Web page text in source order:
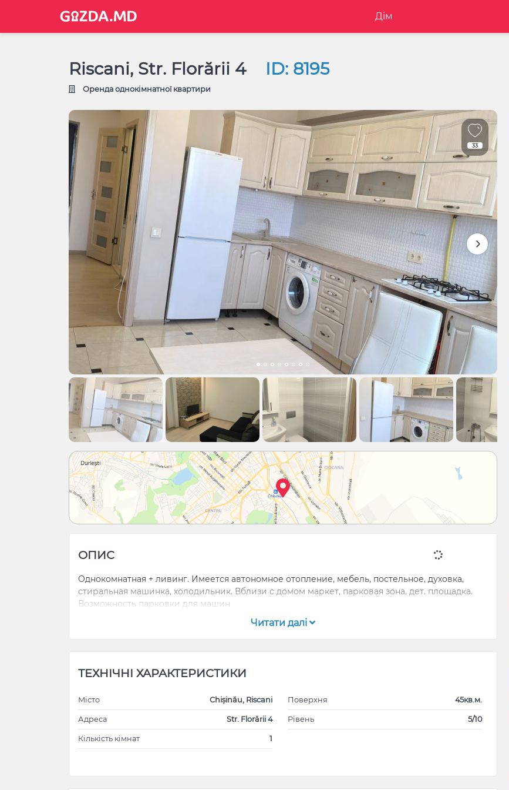
Дім
Riscani, Str. Florării 4 ID: 8195
Оренда однокімнатної квартири
33
ОПИС
Однокомнатная + ливинг. Имеется автономное отопление, мебель, постельное, духовка,
стиральная машинка, холодильник. Вблизи с домом маркет, парковая зона, дет. площадка.
Возможность парковки для машин
Читати далі
ТЕХНІЧНІ ХАРАКТЕРИСТИКИ
Місто Chișinău, Riscani
Адреса Str. Florării 4
Кількість кімнат 1
Поверхня 45кв.м.
Рівень 5/10